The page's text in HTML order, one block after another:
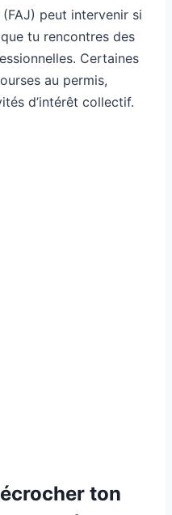
(FAJ) peut intervenir si
tu rencontres des
Certaines
au permis,
d’intérêt collectif.
ton